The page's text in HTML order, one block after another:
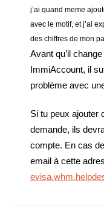
j’ai quand meme
avec le motif, et j’ai
des chiffres de mon
Avant qu’il
ImmiAccount, il
problème avec
Si tu peux ajouter
demande, ils
compte. En cas
email à cette